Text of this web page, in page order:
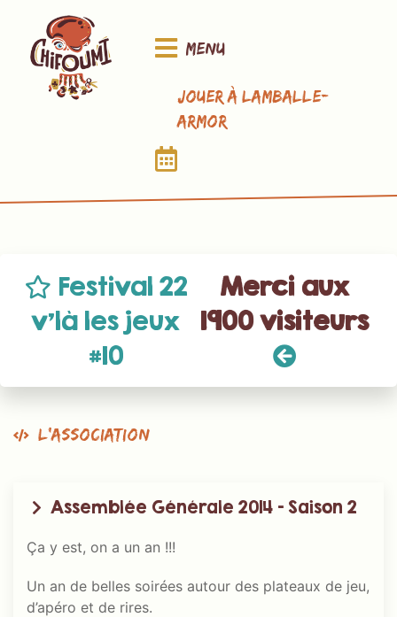
Menu
Jouer à Lamballe-
Armor
Festival 22
v’là les jeux
#10
Merci aux
1900 visiteurs
L’association
Assemblée Générale 2014 – Saison 2
Ça y est, on a un an !!!
Un an de belles soirées autour des plateaux de jeu,
d’apéro et de rires.